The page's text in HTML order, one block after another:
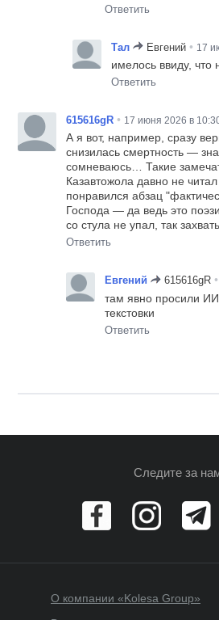
Ответить
Тал Евгений • 17
имелось ввиду, что
Ответить
615616gR • 17 июня 2026 в
А я вот, например, сразу
снизилась смертность —
сомневаюсь… Такие
Казавтожола давно не
понравился абзац
Господа — да ведь это
со стула не упал, так
Ответить
Евгений 615616gR •
там явно просили
текстовки
Ответить
Следите за
О компании «Kolesa Group»